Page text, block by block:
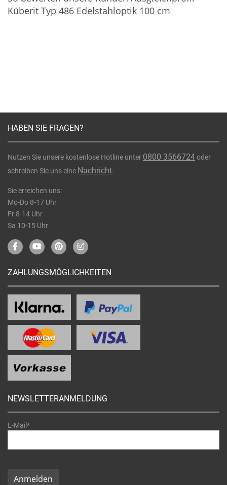
Küberit Typ 486 Edelstahloptik 100 cm
HABEN SIE FRAGEN?
Nutzen Sie unsere kostenlose Hotline unter 0800 3566724oder
schreiben Sie uns eine Nachricht.
Sie erreichen uns:
Mo-Do 8-17 Uhr
Fr 8-14 Uhr
Sa 10-15 Uhr
ZAHLUNGSMÖGLICHKEITEN
NEWSLETTERANMELDUNG
E-Mail*
Anmelden